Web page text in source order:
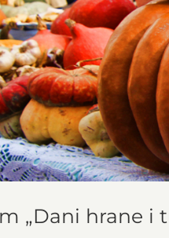
„Dani hrane i